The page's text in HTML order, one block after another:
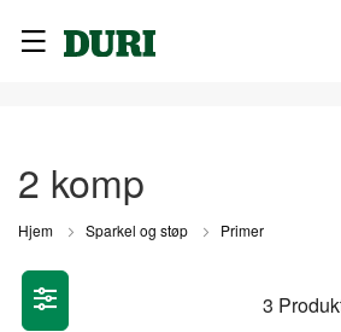
2 komp
Hjem Sparkel og støp Primer
3